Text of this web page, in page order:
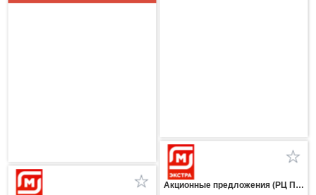
Акционные предложения (РЦ Пнз)